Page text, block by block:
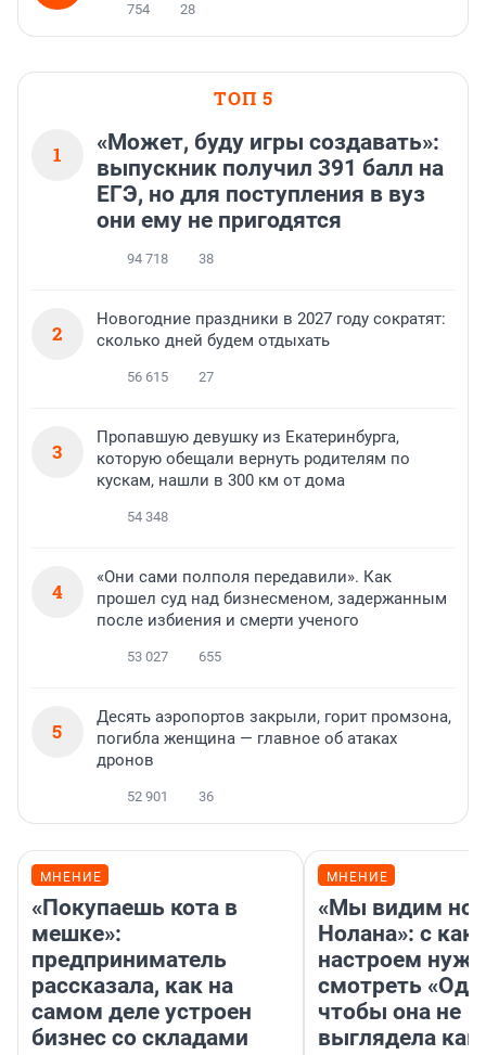
754 28
ТОП 5
1
«Может, буду игры создавать»:
выпускник получил 391 балл на
ЕГЭ, но для поступления в вуз
они ему не пригодятся
94 718 38
2
Новогодние праздники в 2027 году сократят:
сколько дней будем отдыхать
56 615 27
3
Пропавшую девушку из Екатеринбурга,
которую обещали вернуть родителям по
кускам, нашли в 300 км от дома
54 348
4
«Они сами полполя передавили». Как
прошел суд над бизнесменом, задержанным
после избиения и смерти ученого
53 027 655
5
Десять аэропортов закрыли, горит промзона,
погибла женщина — главное об атаках
дронов
52 901 36
МНЕНИЕ
«Покупаешь кота в
мешке»:
предприниматель
рассказала, как на
самом деле устроен
бизнес со складами
МНЕНИЕ
«Мы видим
Нолана»: с
настроем
смотреть
чтобы она не
выглядела как